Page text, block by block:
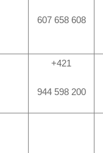
607 658 608
+421
944 598 200